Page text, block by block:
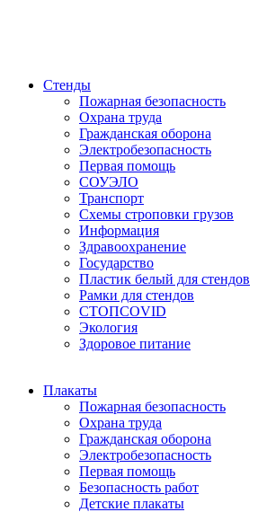
Стенды
Пожарная безопасность
Охрана труда
Гражданская оборона
Электробезопасность
Первая помощь
СОУЭЛО
Транспорт
Схемы строповки грузов
Информация
Здравоохранение
Государство
Пластик белый для стендов
Рамки для стендов
СТОПCOVID
Экология
Здоровое питание
Плакаты
Пожарная безопасность
Охрана труда
Гражданская оборона
Электробезопасность
Первая помощь
Безопасность работ
Детские плакаты